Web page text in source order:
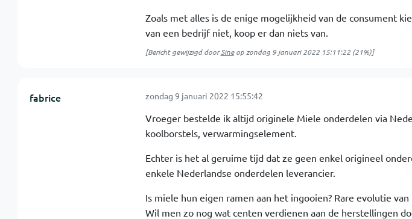
Zoals met alles is de enige mogelijkheid van de consument
van een bedrijf niet, koop er dan niets van.
[Bericht gewijzigd doorSineop zondag 9 januari 2022 15:11:22(21%)]
fabrice zondag 9 januari 2022 15:55:42
Vroeger bestelde ik altijd originele Miele onderdelen via
koolborstels, verwarmingselement.
Echter is het al geruime tijd dat ze geen enkel origineel
enkele Nederlandse onderdelen leverancier.
Is miele hun eigen ramen aan het ingooien? Rare evolutie
Wil men zo nog wat centen verdienen aan de herstellingen